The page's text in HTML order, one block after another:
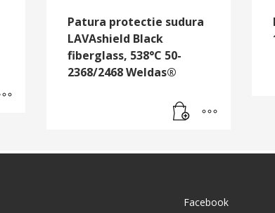
Patura protectie sudura
LAVAshield Black
fiberglass, 538°C 50-
2368/2468 Weldas®
Facebook